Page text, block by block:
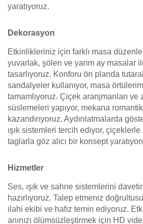
yaratıyoruz.
Dekorasyon
Etkinlikleriniz için farklı masa
yuvarlak, şölen ve yarım ay masalar
tasarlıyoruz. Konforu ön planda
sandalyeler kullanıyor, masa
tamamlıyoruz. Çiçek aranjmanları ve
süslemeleri yapıyor, mekana
kazandırıyoruz. Aydınlatmalarda
ışık sistemleri tercih ediyor,
taglarla göz alıcı bir konsept
Hizmetler
Ses, ışık ve sahne sistemlerini
hazırlıyoruz. Talep etmeniz
ilahi ekibi ve hafız temin ediyoruz.
anınızı ölümsüzleştirmek için HD